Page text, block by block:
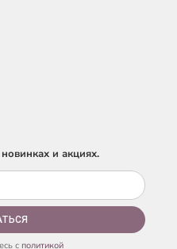
и акциях.
с политикой